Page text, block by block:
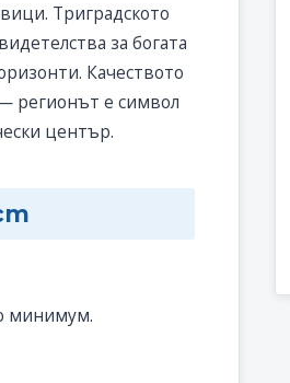
Триградското
за богата
Качеството
регионът е символ
център.
минимум.